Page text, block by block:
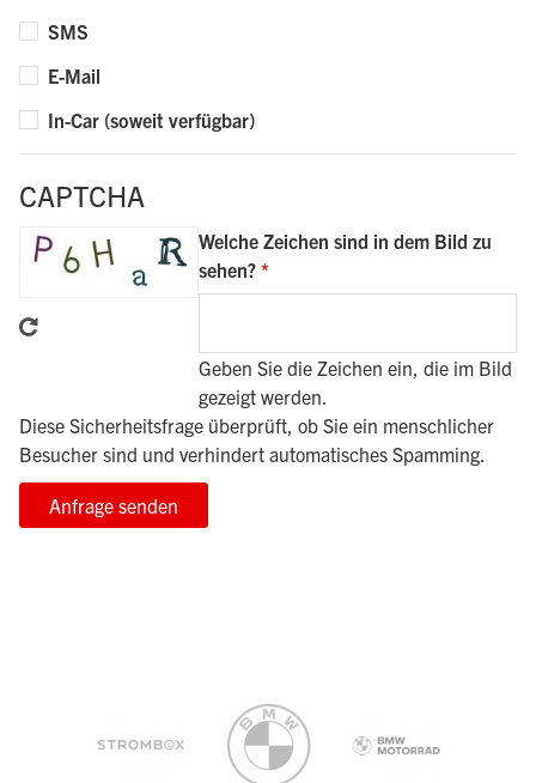
SMS
E-Mail
In-Car (soweit verfügbar)
CAPTCHA
Welche Zeichen sind in dem Bild zu
sehen?
Geben Sie die Zeichen ein, die im Bild
gezeigt werden.
Diese Sicherheitsfrage überprüft, ob Sie ein menschlicher
Besucher sind und verhindert automatisches Spamming.